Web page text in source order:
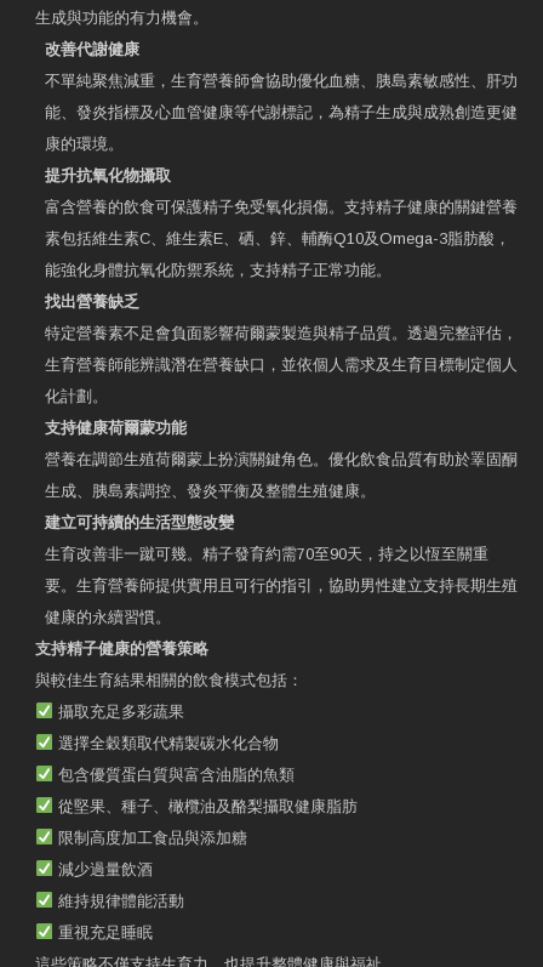
生成與功能的有力機會。
改善代謝健康
不單純聚焦減重，生育營養師會協助優化血糖、胰島素敏感性、肝功
能、發炎指標及心血管健康等代謝標記，為精子生成與成熟創造更健
康的環境。
提升抗氧化物攝取
富含營養的飲食可保護精子免受氧化損傷。支持精子健康的關鍵營養
素包括維生素C、維生素E、硒、鋅、輔酶Q10及Omega-3脂肪酸，
能強化身體抗氧化防禦系統，支持精子正常功能。
找出營養缺乏
特定營養素不足會負面影響荷爾蒙製造與精子品質。透過完整評估，
生育營養師能辨識潛在營養缺口，並依個人需求及生育目標制定個人
化計劃。
支持健康荷爾蒙功能
營養在調節生殖荷爾蒙上扮演關鍵角色。優化飲食品質有助於睪固酮
生成、胰島素調控、發炎平衡及整體生殖健康。
建立可持續的生活型態改變
生育改善非一蹴可幾。精子發育約需70至90天，持之以恆至關重
要。生育營養師提供實用且可行的指引，協助男性建立支持長期生殖
健康的永續習慣。
支持精子健康的營養策略
與較佳生育結果相關的飲食模式包括：
攝取充足多彩蔬果
選擇全穀類取代精製碳水化合物
包含優質蛋白質與富含油脂的魚類
從堅果、種子、橄欖油及酪梨攝取健康脂肪
限制高度加工食品與添加糖
減少過量飲酒
維持規律體能活動
重視充足睡眠